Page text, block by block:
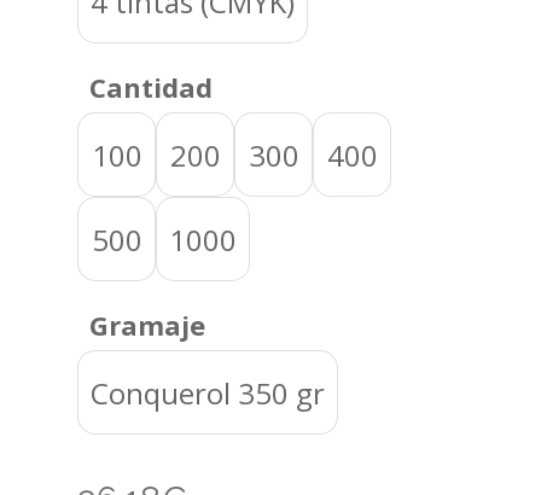
Cantidad
100 200 300 400
500 1000
Gramaje
Conquerol 350 gr